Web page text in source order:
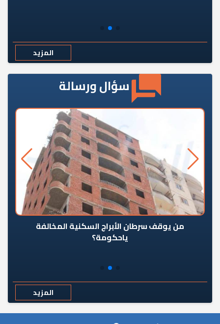
المزيد
سؤال ورسالة
من يوقف سرطان الأبراج السكنية المخالفة
ياحكومة؟
المزيد